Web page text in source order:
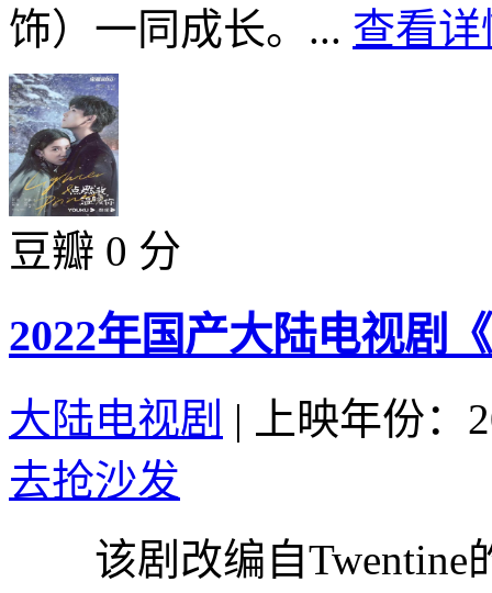
饰）一同成长。... 查看详
豆瓣 0 分
2022年国产大陆电视剧
大陆电视剧 |
上映年份：
去抢沙发
该剧改编自Twentine